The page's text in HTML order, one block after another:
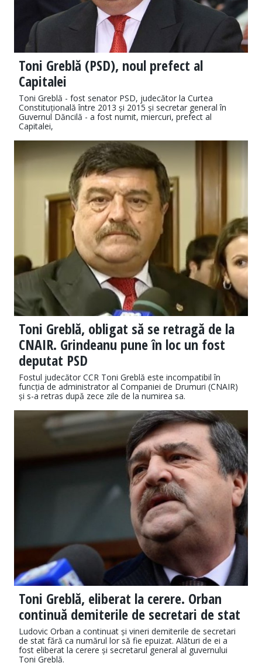
Toni Greblă (PSD), noul prefect al
Capitalei
Toni Greblă - fost senator PSD, judecător la Curtea
Constituțională între 2013 și 2015 și secretar general în
Guvernul Dăncilă - a fost numit, miercuri, prefect al
Capitalei,
Toni Greblă, obligat să se retragă de la
CNAIR. Grindeanu pune în loc un fost
deputat PSD
Fostul judecător CCR Toni Greblă este incompatibil în
funcția de administrator al Companiei de Drumuri (CNAIR)
și s-a retras după zece zile de la numirea sa.
Toni Greblă, eliberat la cerere. Orban
continuă demiterile de secretari de stat
Ludovic Orban a continuat și vineri demiterile de secretari
de stat fără ca numărul lor să fie epuizat. Alături de ei a
fost eliberat la cerere și secretarul general al guvernului
Toni Greblă.